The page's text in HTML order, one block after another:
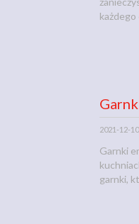
każdego
2021-12-10
Garnki
garnki,